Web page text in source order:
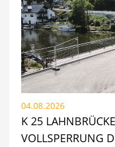
04.08.2026
K 25
VOLLSPERRUNG